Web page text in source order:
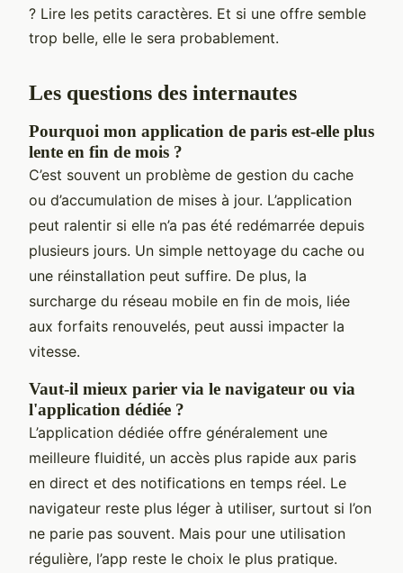
? Lire les petits caractères. Et si une offre semble
trop belle, elle le sera probablement.
Les questions des internautes
Pourquoi mon application de paris est-elle plus
lente en fin de mois ?
C’est souvent un problème de gestion du cache
ou d’accumulation de mises à jour. L’application
peut ralentir si elle n’a pas été redémarrée depuis
plusieurs jours. Un simple nettoyage du cache ou
une réinstallation peut suffire. De plus, la
surcharge du réseau mobile en fin de mois, liée
aux forfaits renouvelés, peut aussi impacter la
vitesse.
Vaut-il mieux parier via le navigateur ou via
l'application dédiée ?
L’application dédiée offre généralement une
meilleure fluidité, un accès plus rapide aux paris
en direct et des notifications en temps réel. Le
navigateur reste plus léger à utiliser, surtout si l’on
ne parie pas souvent. Mais pour une utilisation
régulière, l’app reste le choix le plus pratique.